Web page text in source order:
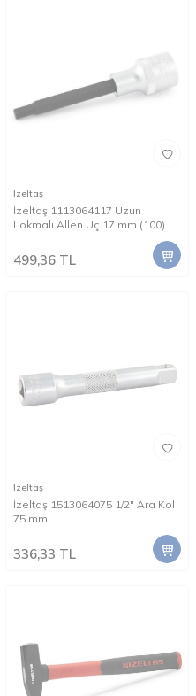
İzeltaş
İzeltaş 1113064117 Uzun
Lokmalı Allen Uç 17 mm (100)
499,36 TL
İzeltaş
İzeltaş 1513064075 1/2" Ara Kol
75 mm
336,33 TL